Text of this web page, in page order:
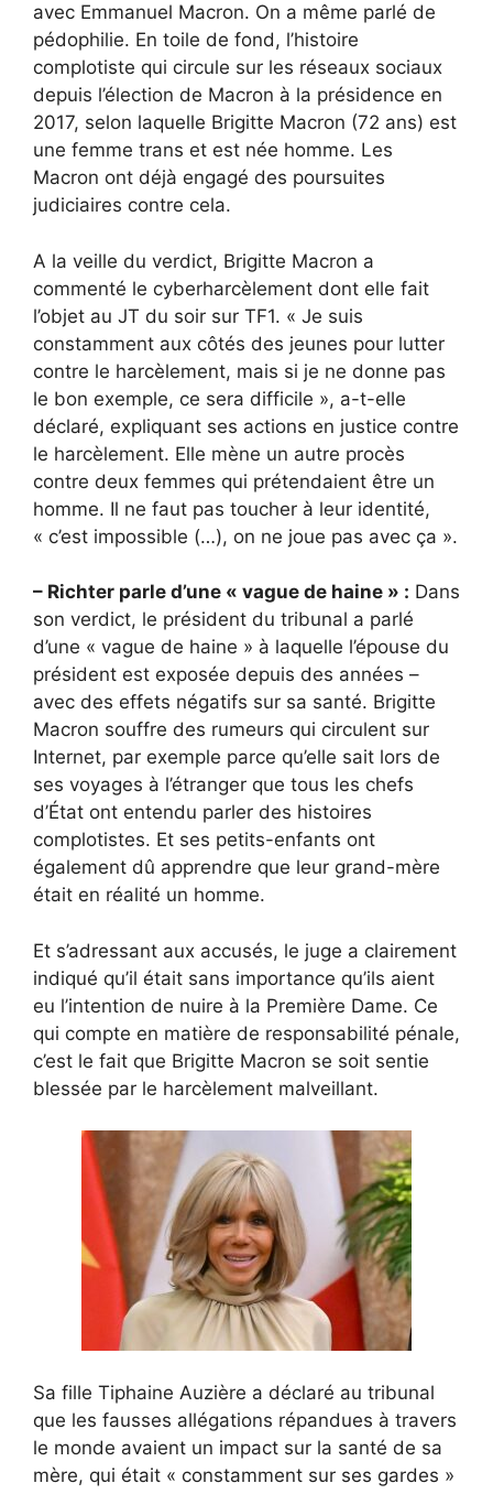
avec Emmanuel Macron. On a même parlé de
pédophilie. En toile de fond, l’histoire
complotiste qui circule sur les réseaux sociaux
depuis l’élection de Macron à la présidence en
2017, selon laquelle Brigitte Macron (72 ans) est
une femme trans et est née homme. Les
Macron ont déjà engagé des poursuites
judiciaires contre cela.
A la veille du verdict, Brigitte Macron a
commenté le cyberharcèlement dont elle fait
l’objet au JT du soir sur TF1. « Je suis
constamment aux côtés des jeunes pour lutter
contre le harcèlement, mais si je ne donne pas
le bon exemple, ce sera difficile », a-t-elle
déclaré, expliquant ses actions en justice contre
le harcèlement. Elle mène un autre procès
contre deux femmes qui prétendaient être un
homme. Il ne faut pas toucher à leur identité,
« c’est impossible (…), on ne joue pas avec ça ».
– Richter parle d’une « vague de haine » : Dans
son verdict, le président du tribunal a parlé
d’une « vague de haine » à laquelle l’épouse du
président est exposée depuis des années –
avec des effets négatifs sur sa santé. Brigitte
Macron souffre des rumeurs qui circulent sur
Internet, par exemple parce qu’elle sait lors de
ses voyages à l’étranger que tous les chefs
d’État ont entendu parler des histoires
complotistes. Et ses petits-enfants ont
également dû apprendre que leur grand-mère
était en réalité un homme.
Et s’adressant aux accusés, le juge a clairement
indiqué qu’il était sans importance qu’ils aient
eu l’intention de nuire à la Première Dame. Ce
qui compte en matière de responsabilité pénale,
c’est le fait que Brigitte Macron se soit sentie
blessée par le harcèlement malveillant.
Sa fille Tiphaine Auzière a déclaré au tribunal
que les fausses allégations répandues à travers
le monde avaient un impact sur la santé de sa
mère, qui était « constamment sur ses gardes »